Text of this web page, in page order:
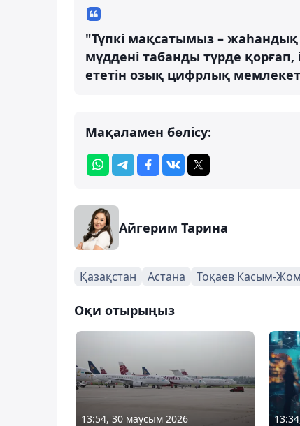
"Түпкі мақсатымыз –
мүддені табанды түрде қорғап,
ететін озық цифрлық
Мақаламен бөлісу:
Айгерим Тарина
Қазақстан Астана Тоқаев Касым-
Оқи отырыңыз
13:54, 30 маусым 2026